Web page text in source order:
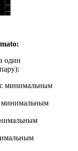
один
минимальным
минимальным